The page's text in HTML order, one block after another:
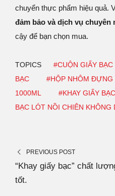
chuyển thực phẩm hiệu quả.
đảm bảo và dịch vụ chuyên
cậy để bạn chọn mua.
TOPICS #CUỘN GIẤY BẠC
BẠC
#HỘP NHÔM ĐỰNG
1000ML
#KHAY GIẤY
BẠC LÓT NỒI CHIÊN KHÔNG
PREVIOUS POST
“Khay giấy bạc” chất
tốt.